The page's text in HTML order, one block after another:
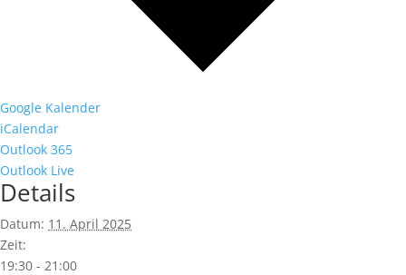
Google Kalender
iCalendar
Outlook 365
Outlook Live
Details
Datum: 11. April 2025
Zeit:
19:30 - 21:00